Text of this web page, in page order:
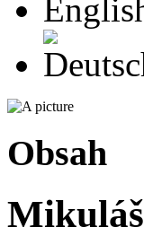
Obsah
Mikuláš